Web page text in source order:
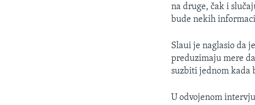
na druge, čak i
bude nekih
Slaui je naglasio da
preduzimaju mere
suzbiti jednom kada
U odvojenom